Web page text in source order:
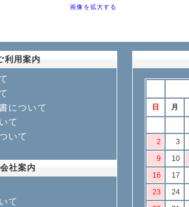
画像を拡大する
利用案内
について
て
いて
会社案内
て